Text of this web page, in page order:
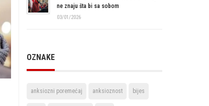
ne znaju šta bi sa sobom
03/01/2026
OZNAKE
anksiozni poremećaj anksioznost bijes